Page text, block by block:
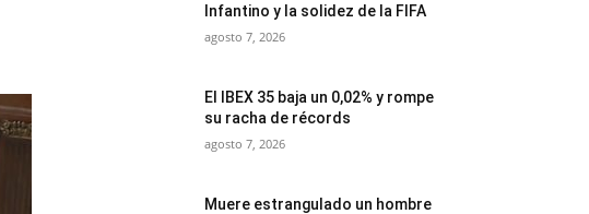
Infantino y la solidez de la FIFA
agosto 7, 2026
El IBEX 35 baja un 0,02% y rompe
su racha de récords
agosto 7, 2026
Muere estrangulado un hombre